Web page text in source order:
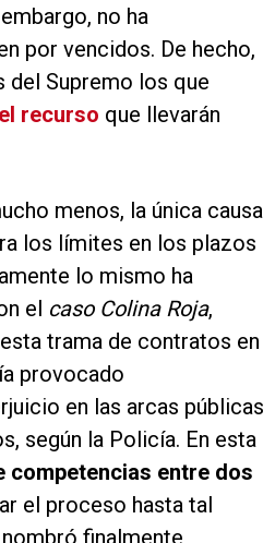
no ha
por vencidos. De hecho,
del Supremo los que
recurso que llevarán
menos, la única causa
los límites en los plazos
lo mismo ha
el caso Colina Roja,
trama de contratos en
provocado
en las arcas públicas
según la Policía. En esta
competencias entre dos
el proceso hasta tal
finalmente